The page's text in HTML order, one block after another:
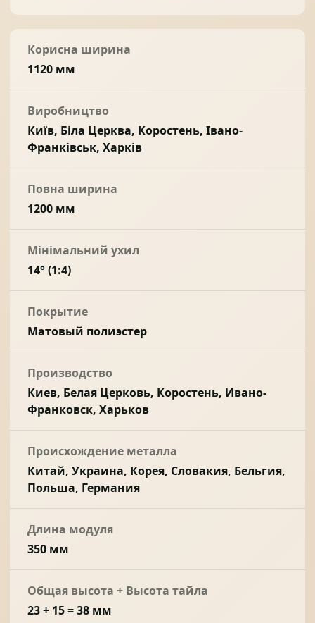
Корисна ширина
1120 мм
Виробництво
Київ, Біла Церква, Коростень, Івано-
Франківськ, Харків
Повна ширина
1200 мм
Мінімальний ухил
14° (1:4)
Покрытие
Матовый полиэстер
Производство
Киев, Белая Церковь, Коростень, Ивано-
Франковск, Харьков
Происхождение металла
Китай, Украина, Корея, Словакия, Бельгия,
Польша, Германия
Длина модуля
350 мм
Общая высота + Высота тайла
23 + 15 = 38 мм